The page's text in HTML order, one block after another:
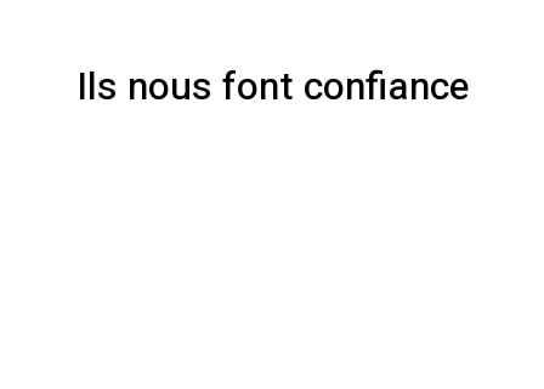
Ils nous font confiance